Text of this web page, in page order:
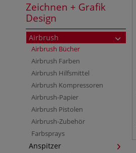
Zeichnen + Grafik
Design
Airbrush
Airbrush Bücher
Airbrush Farben
Airbrush Hilfsmittel
Airbrush Kompressoren
Airbrush-Papier
Airbrush Pistolen
Airbrush-Zubehör
Farbsprays
Anspitzer